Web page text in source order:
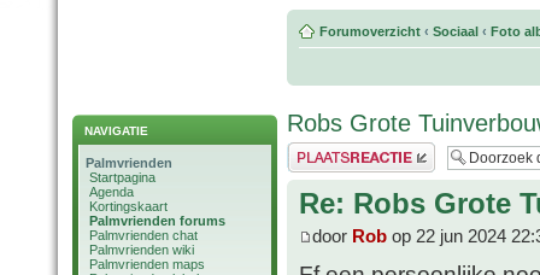
NAVIGATIE
Palmvrienden
Startpagina
Agenda
Kortingskaart
Palmvrienden forums
Palmvrienden chat
Palmvrienden wiki
Palmvrienden maps
Forumoverzicht ‹ Sociaal ‹ Foto
Robs Grote
Plaats een reactie
Re: Robs Grote
door Rob op 22 jun 2024